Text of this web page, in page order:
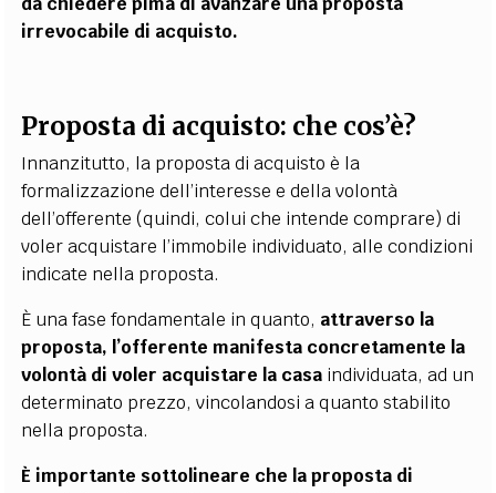
irrevocabile di acquisto.
Proposta di acquisto: che cos’è?
Innanzitutto, la proposta di acquisto è la
formalizzazione dell’interesse e della volontà
dell’offerente (quindi, colui che intende comprare) di
voler acquistare l’immobile individuato, alle condizioni
indicate nella proposta.
È una fase fondamentale in quanto, attraverso la
proposta, l’offerente manifesta concretamente la
volontà di voler acquistare la casa individuata, ad un
determinato prezzo, vincolandosi a quanto stabilito
nella proposta.
È importante sottolineare che la proposta di